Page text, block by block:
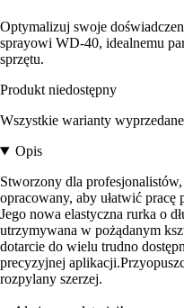
Optymalizuj swoje
sprayowi WD-40, idealnemu
sprzętu.
Produkt niedostępny
Wszystkie warianty wyprzedane
Opis
Stworzony dla
opracowany, aby ułatwić
Jego nowa elastyczna rurka o
utrzymywana w pożądanym
dotarcie do wielu trudno
precyzyjnej aplikacji.Przy
rozpylany szerzej.